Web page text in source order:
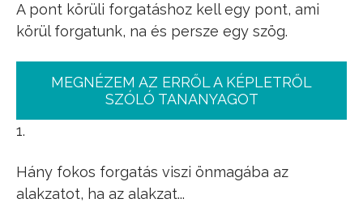
A pont körüli forgatáshoz kell egy pont, ami
körül forgatunk, na és persze egy szög.
MEGNÉZEM AZ ERRŐL A KÉPLETRŐL
SZÓLÓ TANANYAGOT
1.
Hány fokos forgatás viszi önmagába az
alakzatot, ha az alakzat...